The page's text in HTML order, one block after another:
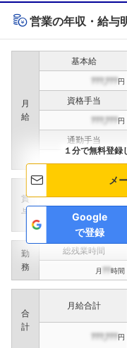
営業の年収・給与
月
給
基本給
???,???円
資格手当
???,???円
通勤手当
賞
与
???,???
勤
務
総残業時間
月 ??時間
合
計
月給合計
???,???円
１分で無料登
メ
Google
で登録